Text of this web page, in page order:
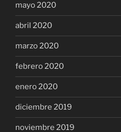
mayo 2020
abril 2020
marzo 2020
febrero 2020
enero 2020
diciembre 2019
noviembre 2019